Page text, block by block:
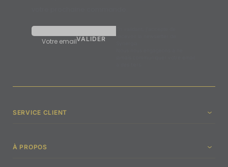
Votre email
recevoir la newsletter de
SERVICE CLIENT
À PROPOS